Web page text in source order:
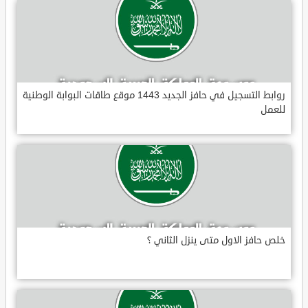
روابط التسجيل في حافز الجديد 1443 موقع طاقات البوابة الوطنية
للعمل
خلص حافز الاول متى ينزل الثاني ؟